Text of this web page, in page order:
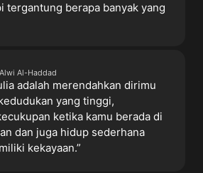
tergantung berapa banyak yang
Al-Haddad
adalah merendahkan dirimu
yang tinggi,
ketika kamu berada di
dan juga hidup sederhana
kekayaan.”